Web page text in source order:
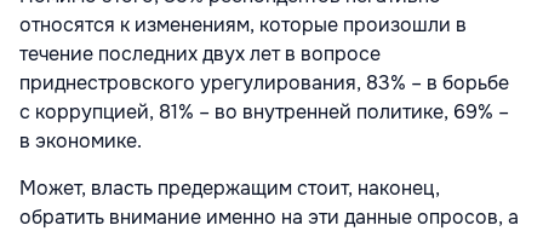
относятся к изменениям, которые произошли в
течение последних двух лет в вопросе
приднестровского урегулирования, 83% – в борьбе
с коррупцией, 81% – во внутренней политике, 69% –
в экономике.
Может, власть предержащим стоит, наконец,
обратить внимание именно на эти данные опросов, а